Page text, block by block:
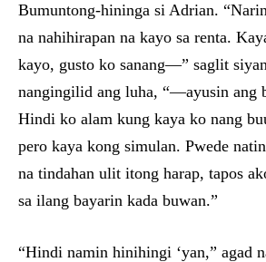
Bumuntong-hininga si Adrian.
na nahihirapan na kayo sa renta.
kayo, gusto ko sanang—” saglit
nangingilid ang luha, “—ayusin ang
Hindi ko alam kung kaya ko nang
pero kaya kong simulan. Pwede
na tindahan ulit itong harap, tapos
sa ilang bayarin kada buwan.”
“Hindi namin hinihingi ‘yan,” agad